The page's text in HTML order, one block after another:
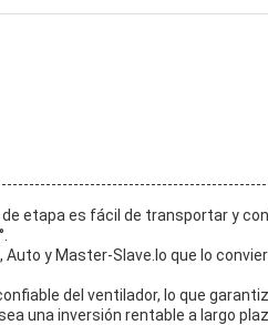
etapa es fácil de transportar y
y Master-Slave.lo que lo
del ventilador, lo que
una inversión rentable a largo